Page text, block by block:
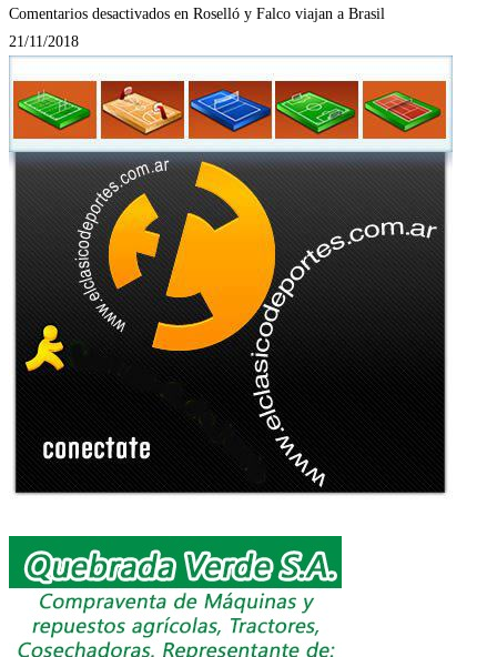
Comentarios desactivados en Roselló y Falco viajan a Brasil
21/11/2018